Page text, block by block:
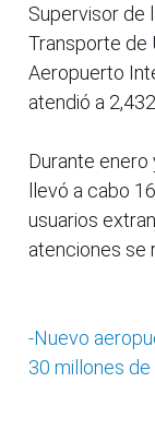
Supervisor de
Transporte de
Aeropuerto
atendió a
Durante enero
llevó a cabo
usuarios
atenciones se
-Nuevo
30 millones